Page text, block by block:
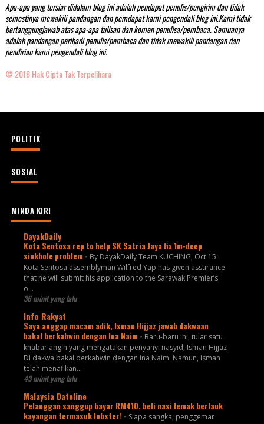
Apa-apa yang tersiar didalam blog ini adalah pendapat penulis/pengirim dan tidak
semestinya mewakili pandangan dan pemdapat kami pengendali blog ini.Kami tidak
bertanggungjawab atas apa-apa tulisan dan komen penulisa/pembaca. Semuanya
adalah pandangan peribadi penulis/pembaca dan tidak mewakili pandangan dan
pendirian kami pengendali blog ini.
© 2018 Hak Cipta Tak Terpelihara
POLITIK
SOSIAL
MINDA KIRI
DayakDaily
Kota Sentosa rep to help SK Satria Jaya fix 1m-deep
sinkhole problem - By DayakDaily Team KUCHING, Oct 15:
Kota Sentosa assemblyman Wilfred Yap has given assurance
that he will submit his application to the Sarawak Premier’s
o...
36 minit yang lalu
Info Rakyat
Saya anggap macam adik, Isman Hijjaz jawab dakwaan
bakal berkahwin dengan Ina Naim - Baru-baru ini, tular satu
khabar angin yang mengatakan penyanyi nasyid, Isman Hijjaz
Di dakwa bakal berkahwin dengan Ina Naim. Namun, Isman
telah menafikan...
43 minit yang lalu
Malaysia Dateline
Pelanggan sanggup bayar RM410, beli nasi lemak berlauk
kayangan termasuk lobster! - Siapa sangka, penggemar